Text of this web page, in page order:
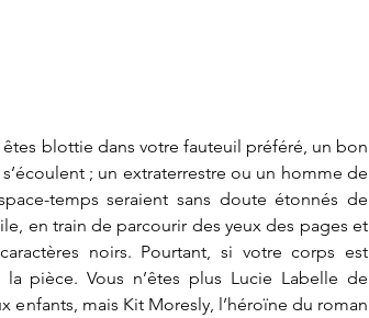
êtes blottie dans votre fauteuil préféré, un bon
; un extraterrestre ou un homme de
temps seraient sans doute étonnés de
en train de parcourir des yeux des pages et
noirs. Pourtant, si votre corps est
pièce. Vous n’êtes plus Lucie Labelle de
enfants, mais Kit Moresly, l’héroïne du roman